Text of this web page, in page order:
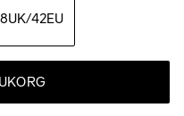
8UK/42EU